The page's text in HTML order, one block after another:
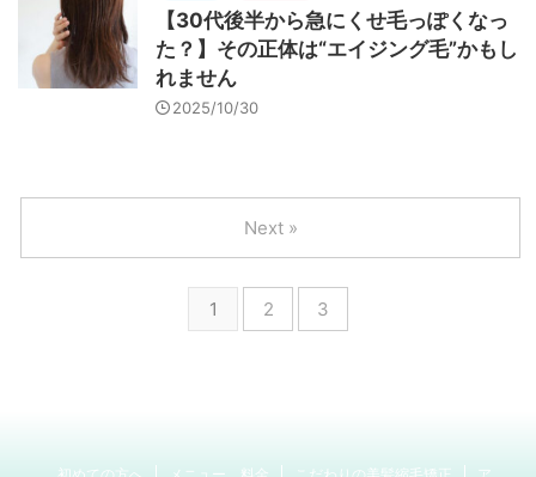
【30代後半から急にくせ毛っぽくなっ
た？】その正体は“エイジング毛”かもし
れません
2025/10/30
1 2 3
Next »